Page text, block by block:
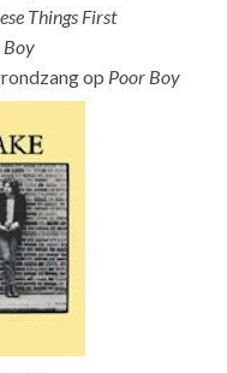
Things First
Boy
op Poor Boy